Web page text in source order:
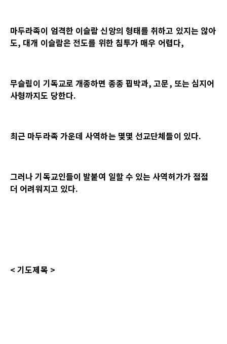
마두라족이 엄격한 이슬람 신앙의 형태를 취하고 있지는 않아
도, 대개 이슬람은 전도를 위한 침투가 매우 어렵다,
무슬림이 기독교로 개종하면 종종 핍박과,고문, 또는 심지어
사형까지도 당한다.
최근 마두라족 가운데 사역하는 몇몇 선교단체들이 있다.
그러나 기독교인들이 발붙여 일할 수 있는 사역허가가 점점
더 어려워지고 있다.
<기도제목 >